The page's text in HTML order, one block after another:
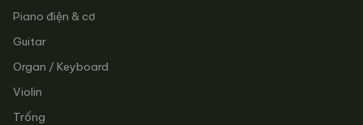
Piano điện & cơ
Guitar
Organ / Keyboard
Violin
Trống